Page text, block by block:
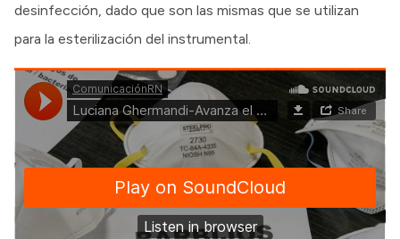
desinfección, dado que son las mismas que se utilizan
para la esterilización del instrumental.